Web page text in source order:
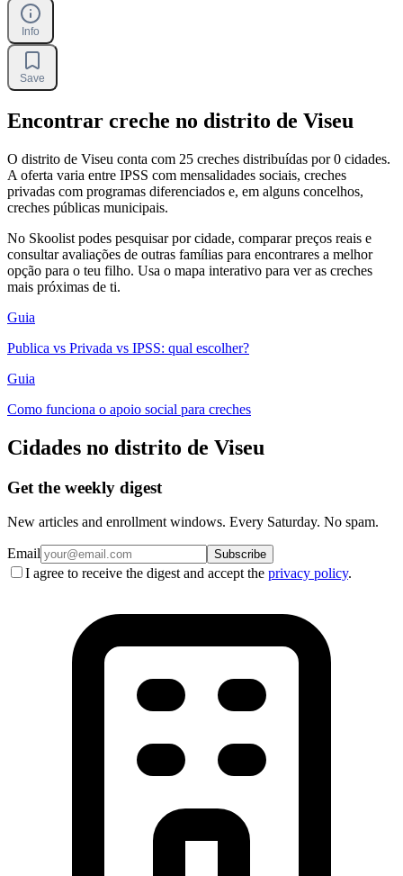
Info
Save
Encontrar creche no distrito de Viseu
O distrito de Viseu conta com 25 creches distribuídas por 0 cidades.
A oferta varia entre IPSS com mensalidades sociais, creches
privadas com programas diferenciados e, em alguns concelhos,
creches públicas municipais.
No Skoolist podes pesquisar por cidade, comparar preços reais e
consultar avaliações de outras famílias para encontrares a melhor
opção para o teu filho. Usa o mapa interativo para ver as creches
mais próximas de ti.
Guia
Publica vs Privada vs IPSS: qual escolher?
Guia
Como funciona o apoio social para creches
Cidades no distrito de Viseu
Get the weekly digest
New articles and enrollment windows. Every Saturday. No spam.
Email Subscribe
I agree to receive the digest and accept the privacy policy.